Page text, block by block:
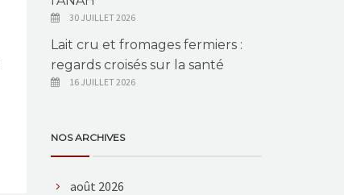
30 JUILLET 2026
Lait cru et fromages fermiers :
regards croisés sur la santé
16 JUILLET 2026
NOS ARCHIVES
août 2026